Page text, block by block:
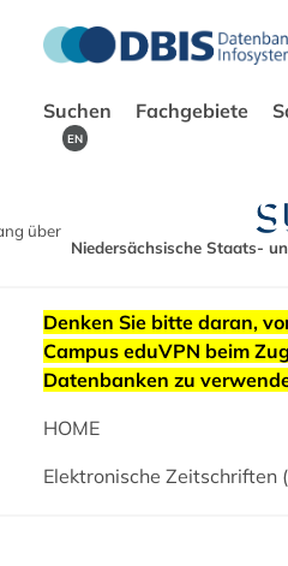
Suchen Fachgebiete
EN
über
Niedersächsische Staats-
Denken Sie bitte daran,
Campus eduVPN beim
Datenbanken zu
HOME
Elektronische Zeitschriften